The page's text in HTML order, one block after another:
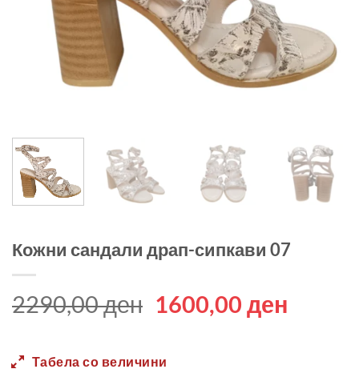
Кожни сандали драп-сипкави 07
2290,00ден Original
1600,00 ден
Табела со величини